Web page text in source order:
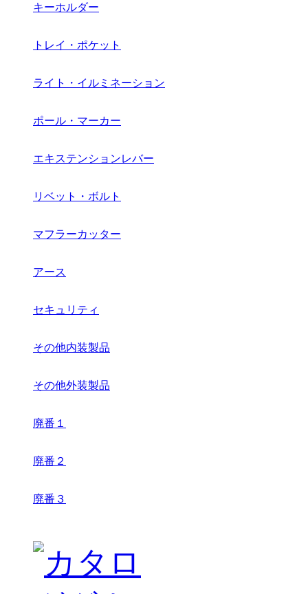
キーホルダー
トレイ・ポケット
ライト・イルミネーション
ポール・マーカー
エキステンションレバー
リベット・ボルト
マフラーカッター
アース
セキュリティ
その他内装製品
その他外装製品
廃番１
廃番２
廃番３